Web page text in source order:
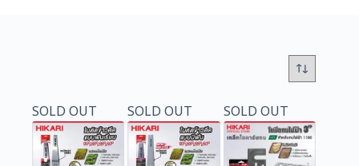
SOLD OUT SOLD OUT SOLD OUT